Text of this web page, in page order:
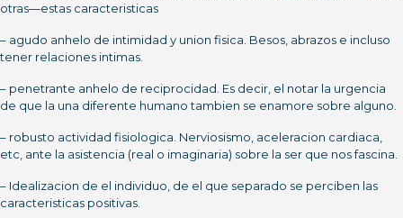
otras—estas caracteristicas
– agudo anhelo de intimidad y union fisica. Besos, abrazos e incluso
tener relaciones intimas.
– penetrante anhelo de reciprocidad. Es decir, el notar la urgencia
de que la una diferente humano tambien se enamore sobre alguno.
– robusto actividad fisiologica. Nerviosismo, aceleracion cardiaca,
etc, ante la asistencia (real o imaginaria) sobre la ser que nos fascina.
– Idealizacion de el individuo, de el que separado se perciben las
caracteristicas positivas.